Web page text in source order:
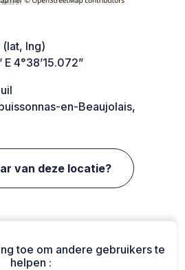
lng)
4°38’15.072”
en-Beaujolais,
van deze locatie?
toe om andere gebruikers te
helpen :